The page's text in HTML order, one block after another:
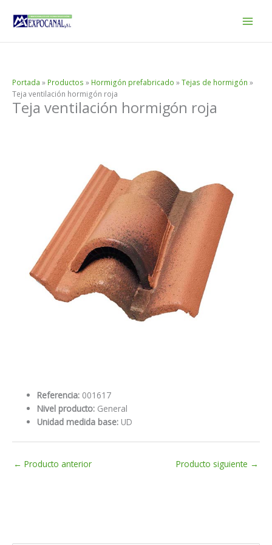
Portada » Productos » Hormigón prefabricado »Tejas de hormigón »
Teja ventilación hormigón roja
Teja ventilación hormigón roja
Referencia: 001617
Nivel producto: General
Unidad medida base: UD
← Producto anterior Producto siguiente →